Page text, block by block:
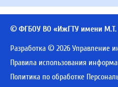
© ФГБОУ ВО «ИжГТУ имени М.Т.
Разработка © 2026 Управление
Правила использования
Политика по обработке